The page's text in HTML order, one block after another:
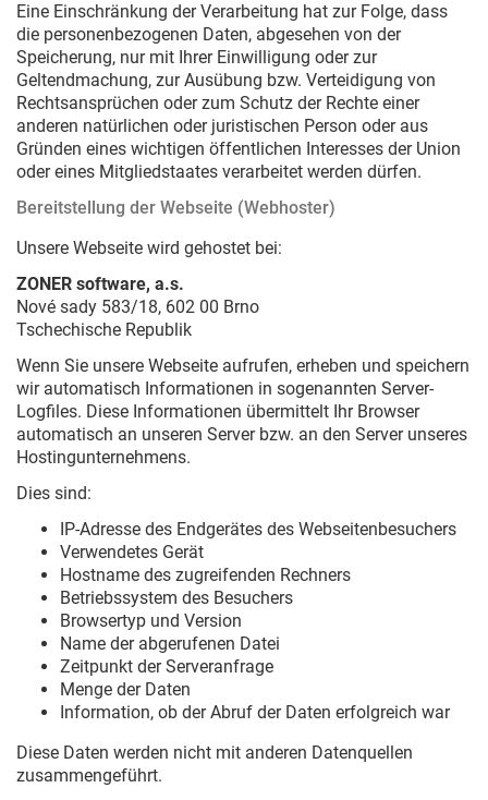
Eine Einschränkung der Verarbeitung hat zur Folge, dass
die personenbezogenen Daten, abgesehen von der
Speicherung, nur mit Ihrer Einwilligung oder zur
Geltendmachung, zur Ausübung bzw. Verteidigung von
Rechtsansprüchen oder zum Schutz der Rechte einer
anderen natürlichen oder juristischen Person oder aus
Gründen eines wichtigen öffentlichen Interesses der Union
oder eines Mitgliedstaates verarbeitet werden dürfen.
Bereitstellung der Webseite (Webhoster)
Unsere Webseite wird gehostet bei:
ZONER software, a.s.
Nové sady 583/18, 602 00 Brno
Tschechische Republik
Wenn Sie unsere Webseite aufrufen, erheben und speichern
wir automatisch Informationen in sogenannten Server-
Logfiles. Diese Informationen übermittelt Ihr Browser
automatisch an unseren Server bzw. an den Server unseres
Hostingunternehmens.
Dies sind:
IP-Adresse des Endgerätes des Webseitenbesuchers
Verwendetes Gerät
Hostname des zugreifenden Rechners
Betriebssystem des Besuchers
Browsertyp und Version
Name der abgerufenen Datei
Zeitpunkt der Serveranfrage
Menge der Daten
Information, ob der Abruf der Daten erfolgreich war
Diese Daten werden nicht mit anderen Datenquellen
zusammengeführt.